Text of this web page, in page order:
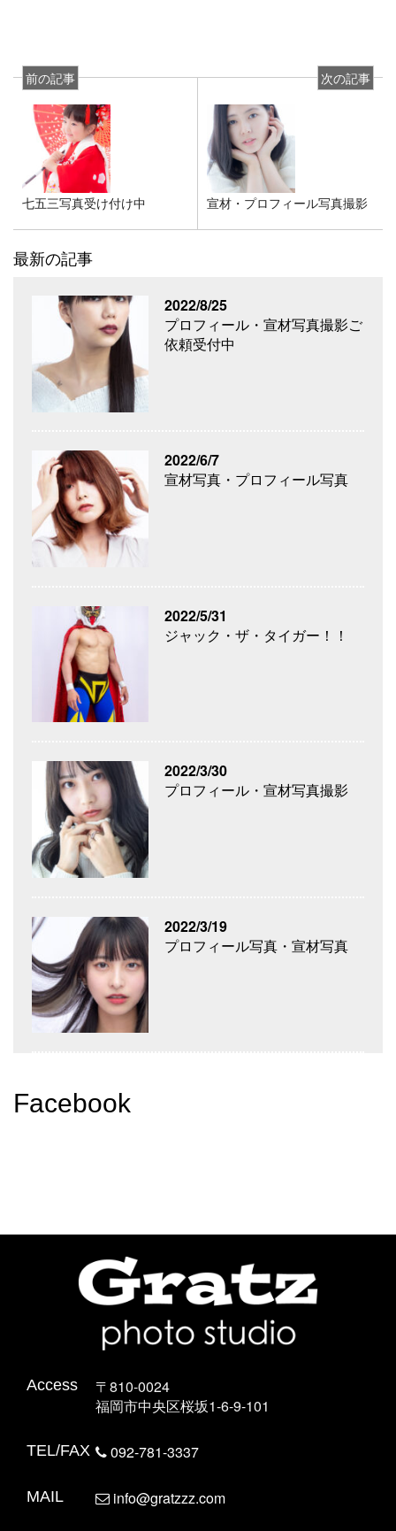
前の記事
七五三写真受け付け中
次の記事
宣材・プロフィール写真撮影
最新の記事
2022/8/25
プロフィール・宣材写真撮影ご
依頼受付中
2022/6/7
宣材写真・プロフィール写真
2022/5/31
ジャック・ザ・タイガー！！
2022/3/30
プロフィール・宣材写真撮影
2022/3/19
プロフィール写真・宣材写真
Facebook
Access
〒810-0024
福岡市中央区桜坂1-6-9-101
TEL/FAX 092-781-3337
MAIL info@gratzzz.com